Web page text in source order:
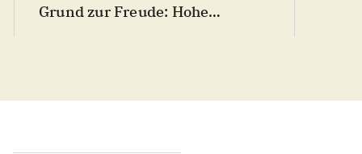
Grund zur Freude: Hohe
origineller Programmauswahl.